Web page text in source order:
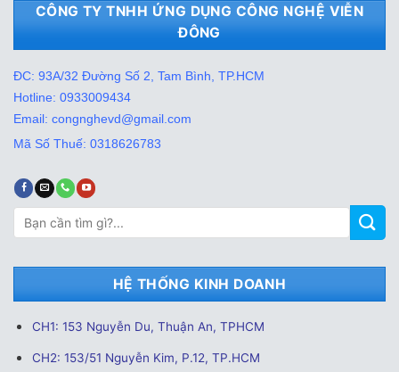
CÔNG TY TNHH ỨNG DỤNG CÔNG NGHỆ VIỄN
ĐÔNG
ĐC: 93A/32 Đường Số 2, Tam Bình, TP.HCM
Hotline: 0933009434
Email: congnghevd@gmail.com
Mã Số Thuế: 0318626783
Tìm
kiếm:
HỆ THỐNG KINH DOANH
CH1: 153 Nguyễn Du, Thuận An, TPHCM
CH2: 153/51 Nguyễn Kim, P.12, TP.HCM